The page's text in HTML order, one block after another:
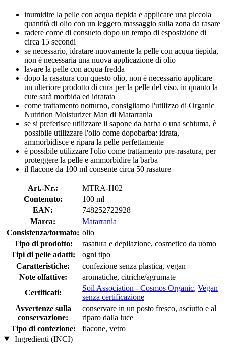
inumidire la pelle con acqua tiepida e applicare una piccola
quantità di olio con un leggero massaggio sulla zona da rasare
radere come di consueto dopo un tempo di esposizione di
circa 15 secondi
se necessario, idratare nuovamente la pelle con acqua tiepida,
non è necessaria una nuova applicazione di olio
lavare la pelle con acqua fredda
dopo la rasatura con questo olio, non è necessario applicare
un ulteriore prodotto di cura per la pelle del viso, in quanto la
cute sarà morbida ed idratata
come trattamento notturno, consigliamo l'utilizzo di Organic
Nutrition Moisturizer Man di Matarrania
se si preferisce utilizzare il sapone da barba o una schiuma, è
possibile utilizzare l'olio come dopobarba: idrata,
ammorbidisce e ripara la pelle perfettamente
è possibile utilizzare l'olio come trattamento pre-rasatura, per
proteggere la pelle e ammorbidire la barba
il flacone da 100 ml consente circa 50 rasature
Art.-Nr.:
MTRA-H02
Contenuto:
100 ml
EAN:
748252722928
Marca:
Matarrania
Consistenza/formato: olio
Tipo di prodotto:
rasatura e depilazione, cosmetico da uomo
Tipi di pelle adatti:
ogni tipo
Caratteristiche:
confezione senza plastica, vegan
Note olfattive:
aromatiche, citriche/agrumate
Certificati:
Soil Association - Cosmos Organic, Vegan
senza certificazione
Avvertenze sulla
conservazione:
conservare in un posto fresco, asciutto e al
riparo dalla luce
Tipo di confezione:
flacone, vetro
Ingredienti (INCI)